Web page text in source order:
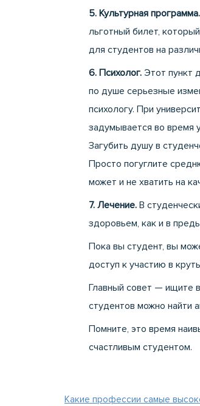
5. Культурная программа.
льготный билет,
для студентов на
6. Психолог.Этот пункт
по душе серьезные
психологу. При
задумывается во время
Загубить душу в
Просто погуглите
может и не хватить на
7. Лечение.В
здоровьем, как и в
Пока вы студент, вы
доступ к участию в
Главный совет — ищите
студентов можно найти
Помните, это время
счастливым студентом.
Какие профессии самые